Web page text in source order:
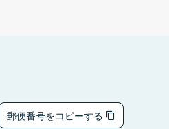
郵便番号をコピーする